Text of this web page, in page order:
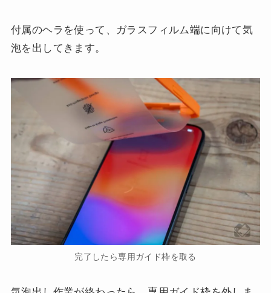
付属のヘラを使って、ガラスフィルム端に向けて気
泡を出してきます。
完了したら専用ガイド枠を取る